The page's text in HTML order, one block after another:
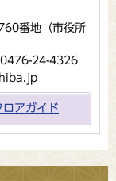
番地（市役所
0476-24-4326
ロアガイド